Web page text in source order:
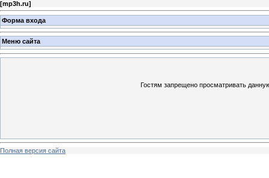
[mp3h.ru]
Форма входа
Меню сайта
Гостям запрещено просматривать
Полная версия сайта